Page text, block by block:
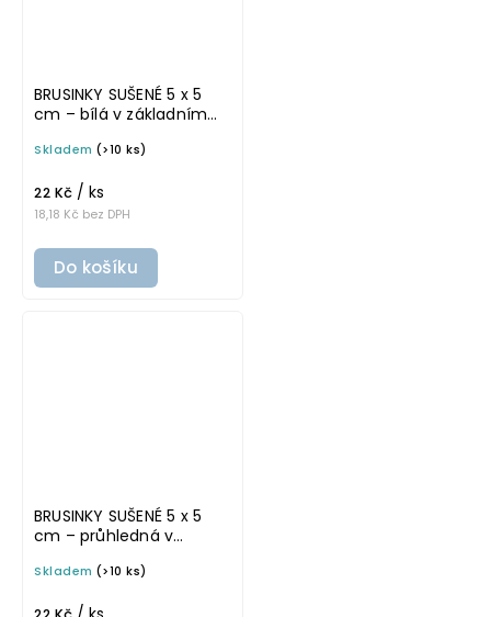
BRUSINKY SUŠENÉ 5 x 5
cm – bílá v základním
samolepka na
Skladem (>10 ks)
18,18 Kč bez DPH
22 Kč / ks
Do košíku
BRUSINKY SUŠENÉ 5 x 5
cm – průhledná v
omyvatelná samolepka
Skladem (>10 ks)